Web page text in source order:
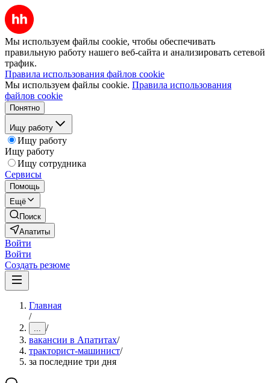
Мы используем файлы cookie, чтобы обеспечивать
правильную работу нашего веб-сайта и анализировать сетевой
трафик.
Правила использования файлов cookie
Мы используем файлы cookie. Правила использования
файлов cookie
Понятно
Ищу работу
Ищу работу
Ищу работу
Ищу сотрудника
Сервисы
Помощь
Ещё
Поиск
Апатиты
Войти
Войти
Создать резюме
Главная
/
... /
вакансии в Апатитах/
тракторист-машинист/
за последние три дня